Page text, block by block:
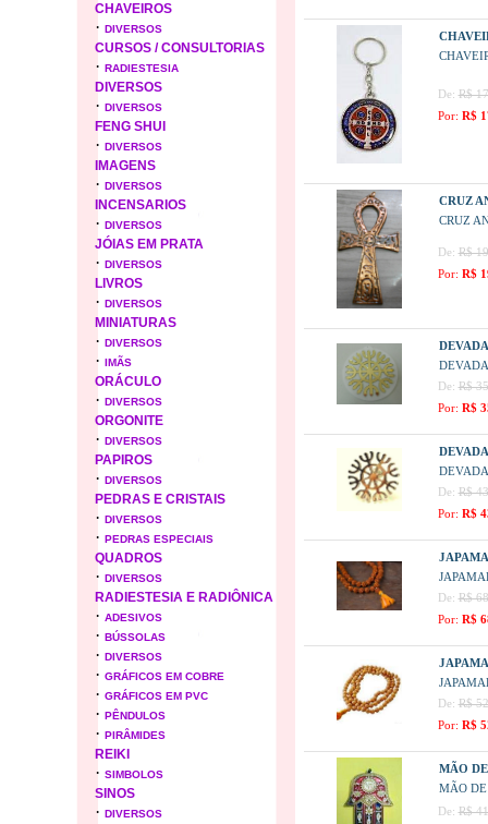
CHAVEIROS
· DIVERSOS
CURSOS / CONSULTORIAS
· RADIESTESIA
DIVERSOS
· DIVERSOS
FENG SHUI
· DIVERSOS
IMAGENS
· DIVERSOS
INCENSARIOS
· DIVERSOS
JÓIAS EM PRATA
· DIVERSOS
LIVROS
· DIVERSOS
MINIATURAS
· DIVERSOS
· IMÃS
ORÁCULO
· DIVERSOS
ORGONITE
· DIVERSOS
PAPIROS
· DIVERSOS
PEDRAS E CRISTAIS
· DIVERSOS
· PEDRAS ESPECIAIS
QUADROS
· DIVERSOS
RADIESTESIA E RADIÔNICA
· ADESIVOS
· BÚSSOLAS
· DIVERSOS
· GRÁFICOS EM COBRE
· GRÁFICOS EM PVC
· PÊNDULOS
· PIRÂMIDES
REIKI
· SIMBOLOS
SINOS
· DIVERSOS
De:R$
Por: R$
CRUZ
CRUZ
De:R$
Por: R$
De:R$
Por: R$
De:R$
Por: R$
De:R$
Por: R$
De:R$
Por: R$
MÃO
MÃO
De:R$